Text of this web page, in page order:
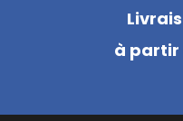
à partir